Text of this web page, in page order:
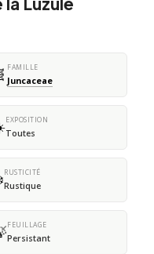
FAMILLE
Juncaceae
EXPOSITION
Toutes
RUSTICITÉ
Rustique
FEUILLAGE
Persistant